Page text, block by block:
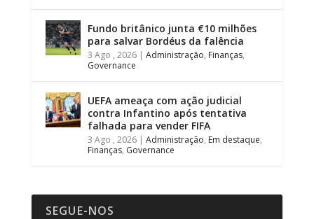
Fundo britânico junta €10 milhões
para salvar Bordéus da falência
3 Ago , 2026| Administração, Finanças,
Governance
UEFA ameaça com ação judicial
contra Infantino após tentativa
falhada para vender FIFA
3 Ago , 2026| Administração, Em destaque,
Finanças, Governance
SEGUE-NOS